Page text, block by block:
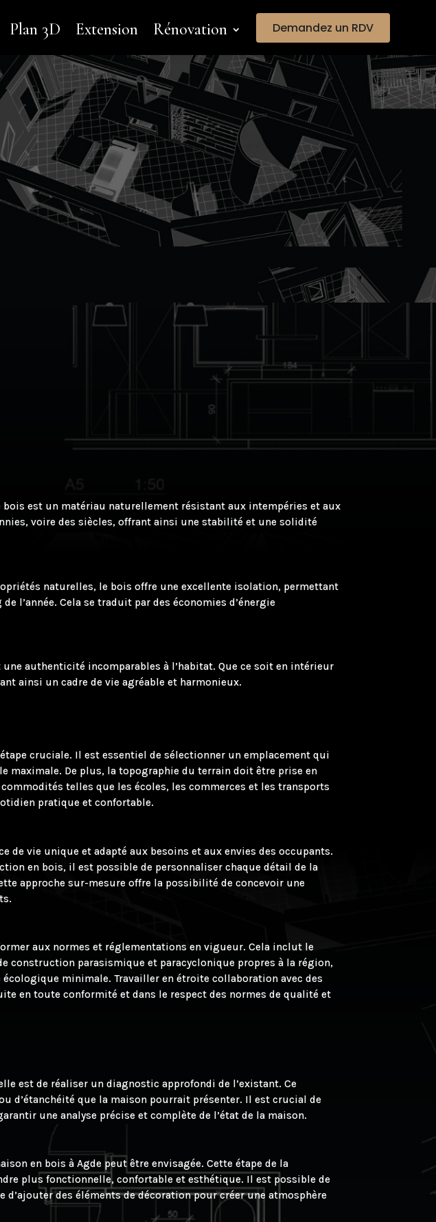
Plan 3D Extension Rénovation Demandez un RDV
bois est un matériau naturellement résistant aux intempéries et aux
voire des siècles, offrant ainsi une stabilité et une solidité
naturelles, le bois offre une excellente isolation, permettant
l’année. Cela se traduit par des économies d’énergie
authenticité incomparables à l’habitat. Que ce soit en intérieur
ainsi un cadre de vie agréable et harmonieux.
cruciale. Il est essentiel de sélectionner un emplacement qui
De plus, la topographie du terrain doit être prise en
telles que les écoles, les commerces et les transports
pratique et confortable.
de vie unique et adapté aux besoins et aux envies des occupants.
en bois, il est possible de personnaliser chaque détail de la
approche sur-mesure offre la possibilité de concevoir une
aux normes et réglementations en vigueur. Cela inclut le
construction parasismique et paracyclonique propres à la région,
minimale. Travailler en étroite collaboration avec des
en toute conformité et dans le respect des normes de qualité et
est de réaliser un diagnostic approfondi de l’existant. Ce
d’étanchéité que la maison pourrait présenter. Il est crucial de
une analyse précise et complète de l’état de la maison.
en bois à Agde peut être envisagée. Cette étape de la
plus fonctionnelle, confortable et esthétique. Il est possible de
des éléments de décoration pour créer une atmosphère